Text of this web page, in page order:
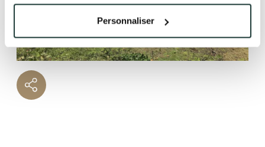
Personnaliser